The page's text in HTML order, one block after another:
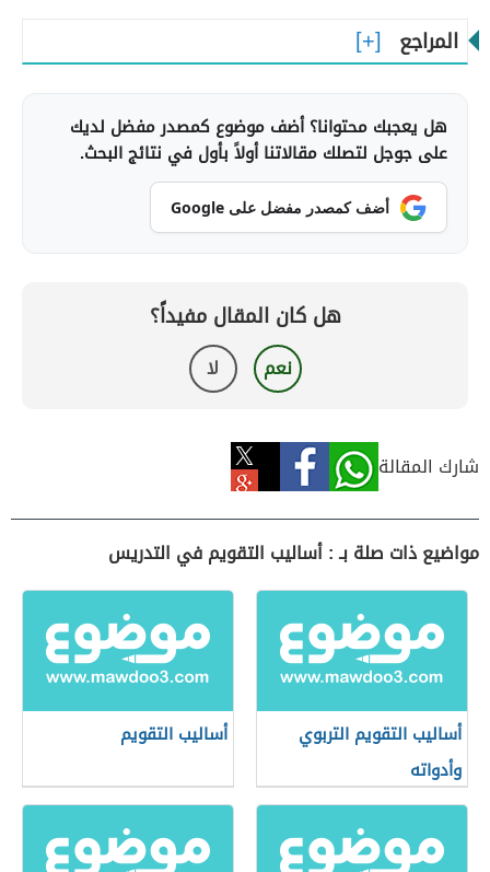
المراجع
هل يعجبك محتوانا؟ أضف موضوع كمصدر مفضل لديك
على جوجل لتصلك مقالاتنا أولاً بأول في نتائج البحث.
أضف كمصدر مفضل على Google
هل كان المقال مفيداً؟
نعم لا
شارك المقالة
مواضيع ذات صلة بـ : أساليب التقويم في التدريس
أساليب التقويم التربوي
وأدواته
أساليب التقويم